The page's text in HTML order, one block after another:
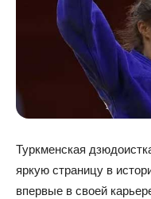
Туркменская
яркую страницу в
впервые в своей